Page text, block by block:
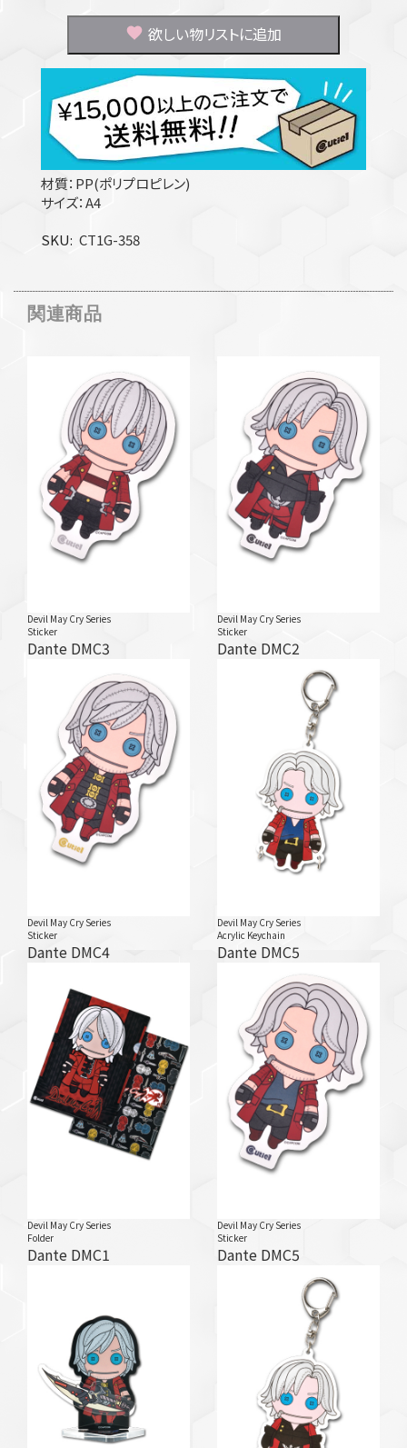
欲しい物リストに追加
材質：PP(ポリプロピレン)
サイズ：A4
SKU CT1G-358
関連商品
Devil May Cry Series
Sticker
Dante DMC3
Devil May Cry Series
Sticker
Dante DMC2
Devil May Cry Series
Sticker
Dante DMC4
Devil May Cry Series
Acrylic Keychain
Dante DMC5
Devil May Cry Series
Folder
Dante DMC1
Devil May Cry Series
Sticker
Dante DMC5